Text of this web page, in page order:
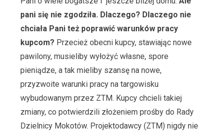
pani się nie zgodziła. Dlaczego? Dlaczego nie
chciała Pani też poprawić warunków pracy
kupcom? Przecież obecni kupcy, stawiając nowe
pawilony, musieliby wyłożyć własne, spore
pieniądze, a tak mieliby szansę na nowe,
przyzwoite warunki pracy na targowisku
wybudowanym przez ZTM. Kupcy chcieli takiej
zmiany, co potwierdzili złożeniem prośby do Rady
Dzielnicy Mokotów. Projektodawcy (ZTM) nigdy nie